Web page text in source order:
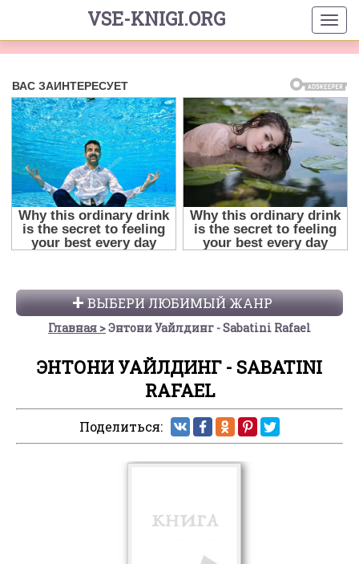
VSE-KNIGI.ORG
ВЫБЕРИ ЛЮБИМЫЙ ЖАНР
Главная Энтони Уайлдинг - Sabatini Rafael
ЭНТОНИ УАЙЛДИНГ - SABATINI
RAFAEL
Поделиться: